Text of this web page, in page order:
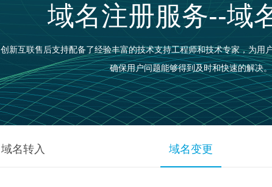
域名注册服务--域
创新互联售后支持配备了经验丰富的技术支持工程师和技术专家，为用
确保用户问题能够得到及时和快速的解决。
域名转入 域名变更